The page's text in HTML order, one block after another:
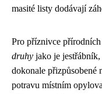
masité listy dodávají
Pro příznivce přírodních
druhy jako je
dokonale
potravu místním